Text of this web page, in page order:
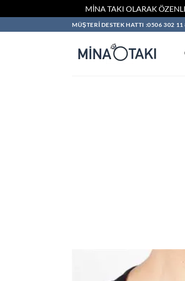
MİNA TAKI OLARAK
atla
MÜŞTERİ DESTEK HATTI :0506 302 11